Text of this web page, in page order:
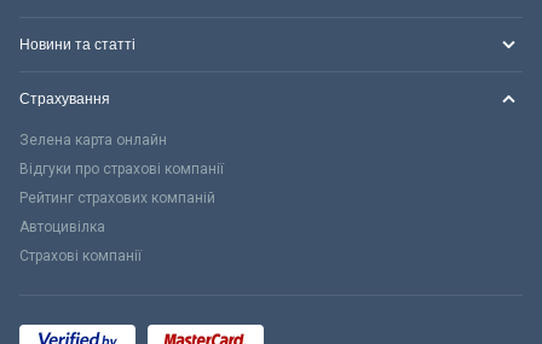
Новини та статті
Страхування
Зелена карта онлайн
Відгуки про страхові компанії
Рейтинг страхових компаній
Автоцивілка
Страхові компанії